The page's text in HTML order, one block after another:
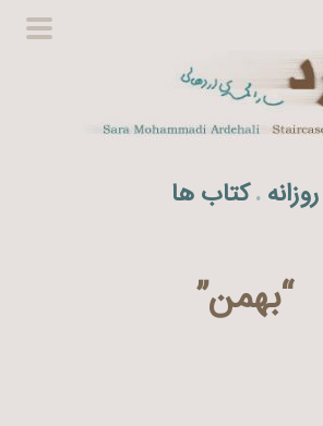
روزانه . کتاب ها
“بهمن”